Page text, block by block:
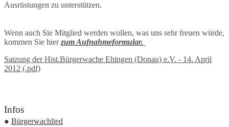
Ausrüstungen zu unterstützen.
Wenn auch Sie Mitglied werden wollen, was uns sehr freuen würde,
kommen Sie hierzum Aufnahmeformular.
Satzung der Hist.Bürgerwache Ehingen (Donau) e.V. - 14. April
2012 (.pdf)
Infos
● Bürgerwachlied